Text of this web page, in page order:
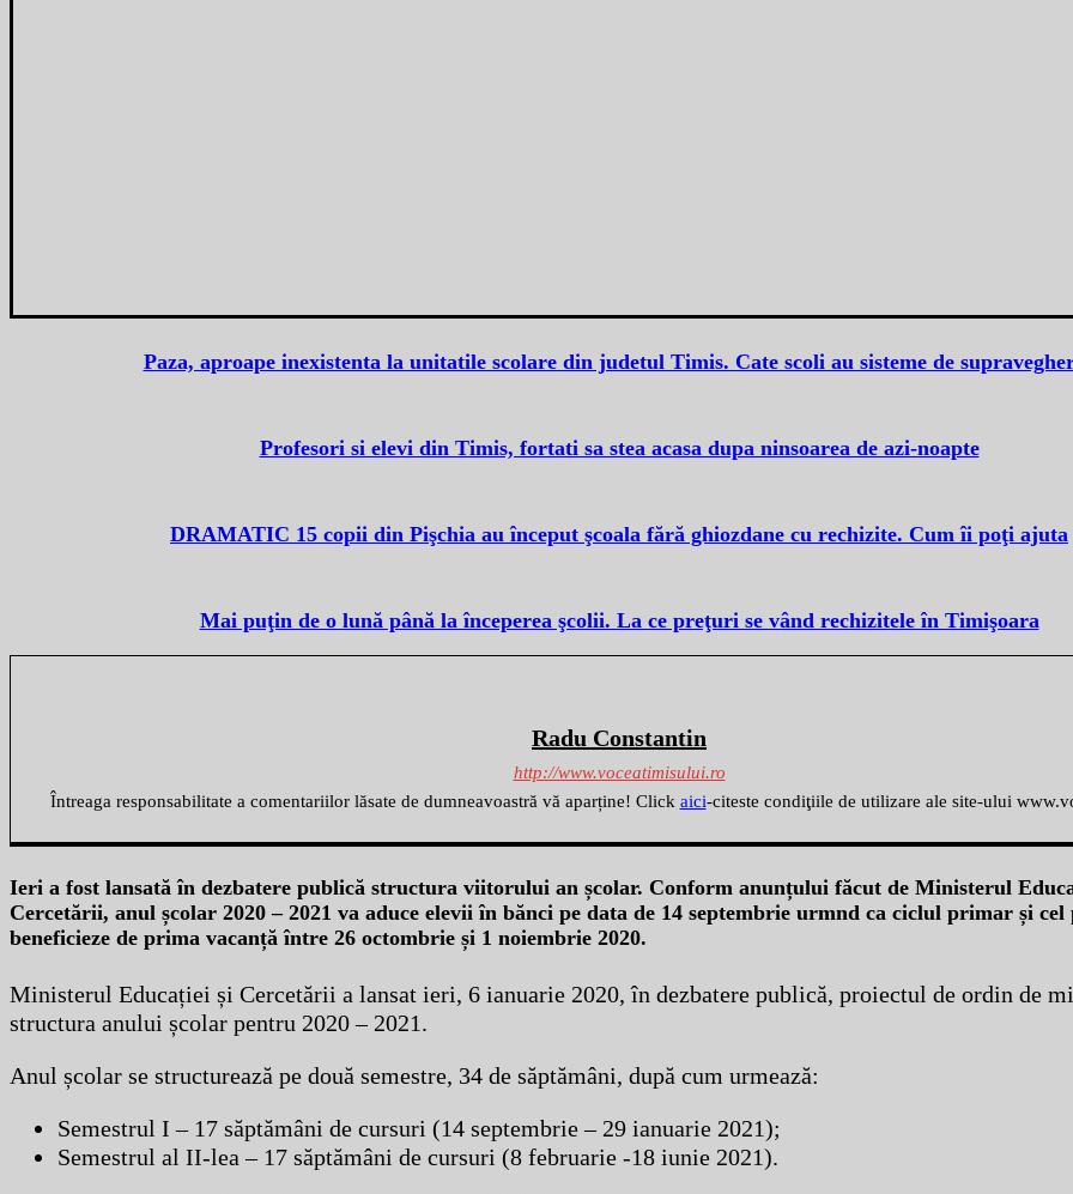
Paza, aproape inexistenta la unitatile scolare din judetul Timis. Cate scoli au sisteme de
Profesori si elevi din Timis, fortati sa stea acasa dupa ninsoarea de azi-noapte
DRAMATIC 15 copii din Pişchia au început şcoala fără ghiozdane cu rechizite. Cum îi poţi ajuta
Mai puţin de o lună până la începerea şcolii. La ce preţuri se vând rechizitele în Timişoara
Radu Constantin
http://www.voceatimisului.ro
Întreaga responsabilitate a comentariilor lăsate de dumneavoastră vă aparține! Click aici-citeste condiţiile de utilizare ale site-ului
Ieri a fost lansată în dezbatere publică structura viitorului an școlar. Conform anunțului făcut de Ministerul
Cercetării, anul școlar 2020 – 2021 va aduce elevii în bănci pe data de 14 septembrie urmnd ca ciclul primar și cel
beneficieze de prima vacanță între 26 octombrie și 1 noiembrie 2020.
Ministerul Educației și Cercetării a lansat ieri, 6 ianuarie 2020, în dezbatere publică, proiectul de ordin de
structura anului școlar pentru 2020 – 2021.
Anul școlar se structurează pe două semestre, 34 de săptămâni, după cum urmează:
Semestrul I – 17 săptămâni de cursuri (14 septembrie – 29 ianuarie 2021);
Semestrul al II-lea – 17 săptămâni de cursuri (8 februarie -18 iunie 2021).